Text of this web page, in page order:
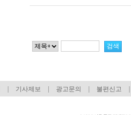
기사제보 광고문의 불편신고